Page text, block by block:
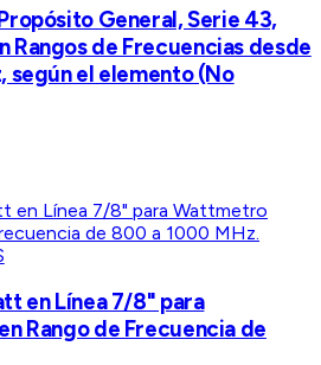
General, Serie 43,
Rangos de Frecuencias desde
según el elemento (No
en Línea 7/8" para
Rango de Frecuencia de